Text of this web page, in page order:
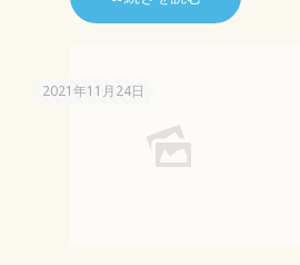
2021年11月24日